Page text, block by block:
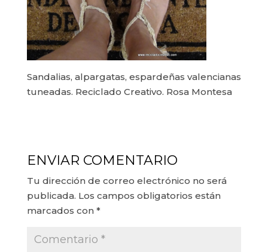
Sandalias, alpargatas, espardeñas valencianas
tuneadas. Reciclado Creativo. Rosa Montesa
ENVIAR COMENTARIO
Tu dirección de correo electrónico no será
publicada. Los campos obligatorios están
marcados con *